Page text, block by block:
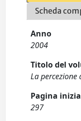
Scheda
Anno
2004
Titolo del
La percezione
Pagina
297